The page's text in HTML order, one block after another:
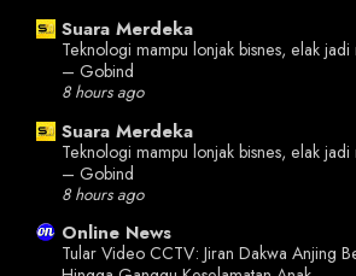
Suara Merdeka
Teknologi mampu lonjak bisnes, elak jadi
– Gobind
8 hours ago
Suara Merdeka
Teknologi mampu lonjak bisnes, elak jadi
– Gobind
8 hours ago
Online News
Tular Video CCTV: Jiran Dakwa Anjing